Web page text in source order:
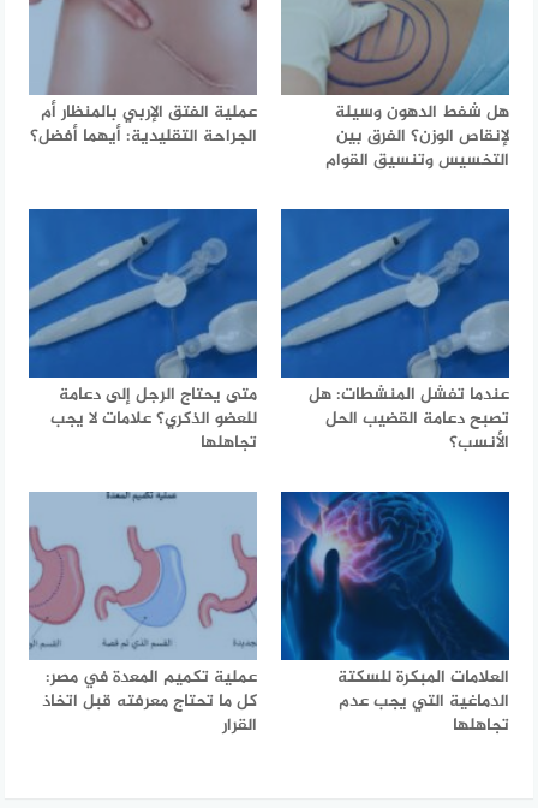
هل شفط الدهون وسيلة
لإنقاص الوزن؟ الفرق بين
التخسيس وتنسيق القوام
عملية الفتق الإربي بالمنظار أم
الجراحة التقليدية: أيهما أفضل؟
عندما تفشل المنشطات: هل
تصبح دعامة القضيب الحل
الأنسب؟
متى يحتاج الرجل إلى دعامة
للعضو الذكري؟ علامات لا يجب
تجاهلها
العلامات المبكرة للسكتة
الدماغية التي يجب عدم
تجاهلها
عملية تكميم المعدة في مصر:
كل ما تحتاج معرفته قبل اتخاذ
القرار